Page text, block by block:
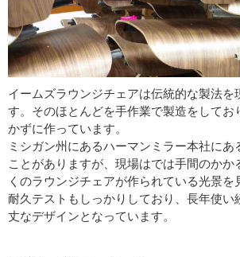
イームズラウンジチェアは伝統的な製法を
す。そのほとんどを手作業で製造をしてお
かずに作っています。
ミシガン州にあるハーマンミラー本社にあ
ことがありますが、現場はでは手間のかか
くのラウンジチェアが作られている光景を
耐久テストもしっかりしており、長年使い
丈なデザインとなっています。